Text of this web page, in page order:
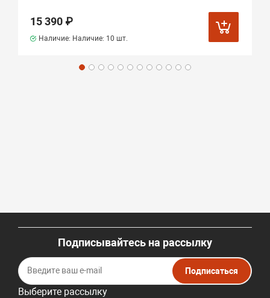
15 390 ₽
Наличие: Наличие: 10 шт.
Подписывайтесь на рассылку
Выберите рассылку
Подписаться